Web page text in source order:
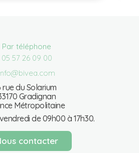
Par téléphone
05 57 26 09 00
rue du Solarium
Gradignan
Métropolitaine
de 09h00 à 17h30.
contacter